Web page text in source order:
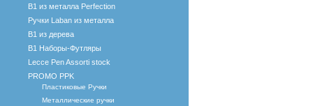
B1 из металла Perfection
Ручки Laban из металла
B1 из дерева
B1 Наборы-Футляры
Lecce Pen Assorti stock
PROMO PPK
Пластиковые Ручки
Металлические ручки